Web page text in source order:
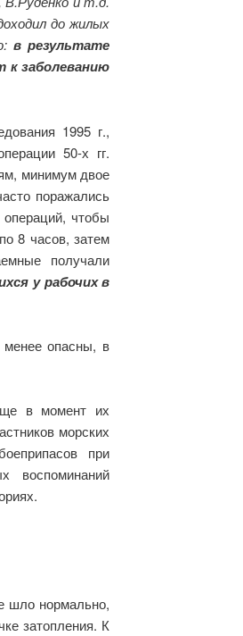
до жилых
в результате
к заболеванию
1995 г.,
50-х гг.
минимум двое
поражались
операций, чтобы
8 часов, затем
получали
у рабочих в
менее опасны, в
в момент их
морских
при
воспоминаний
шло нормально,
затопления. К